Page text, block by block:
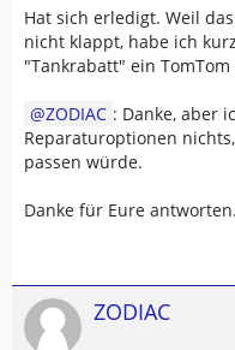
Hat sich erledigt. Weil
nicht klappt, habe ich
"Tankrabatt" ein TomTom
ZODIAC : Danke, aber
Reparaturoptionen
passen würde.
Danke für Eure antworten.
ZODIAC